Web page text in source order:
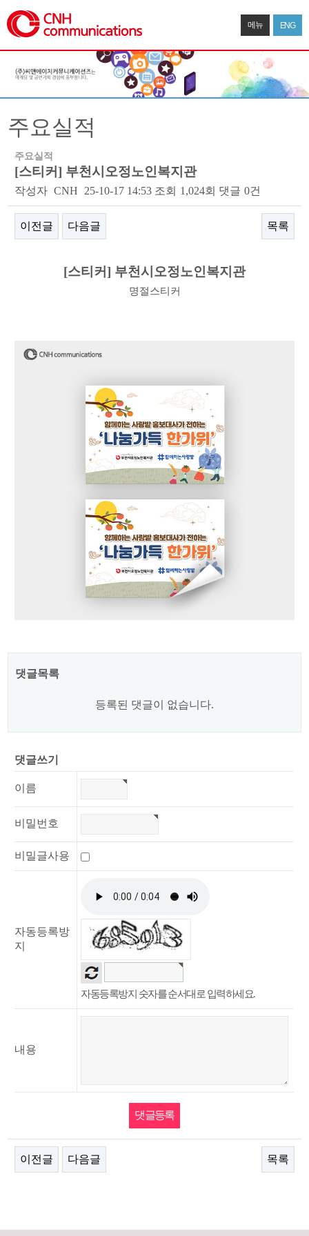
메뉴 ENG
주요실적
주요실적
[스티커] 부천시오정노인복지관
작성자 CNH 25-10-17 14:53 조회 1,024회 댓글 0건
이전글 다음글 목록
[스티커] 부천시오정노인복지관
명절스티커
댓글목록
등록된 댓글이 없습니다.
댓글쓰기
이름
비밀번호
비밀글사용
자동등록방
지
자동등록방지 숫자를 순서대로 입력하세요.
내용
이전글 다음글 목록